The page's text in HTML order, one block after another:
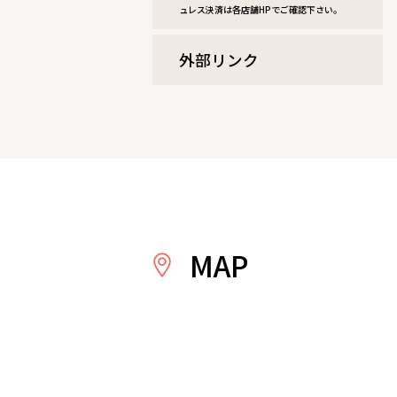
ュレス決済は各店舗HPでご確認下さい。
外部リンク
MAP